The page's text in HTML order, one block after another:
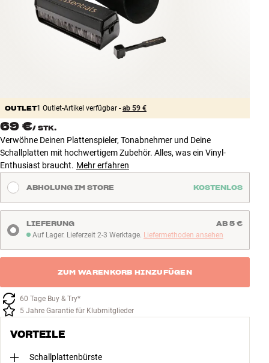
Zubehör
INSPIRATION
ANGEBOTE
Store Finden
Kundendienst
Anmelden
Kundendienst
Bauen mit Klang
OUTLET1 Outlet-Artikel verfügbar - ab 59 €
69 €/ STK.
Verwöhne Deinen Plattenspieler, Tonabnehmer und Deine
Schallplatten mit hochwertigem Zubehör. Alles, was ein Vinyl-
Enthusiast braucht. Mehr erfahren
ABHOLUNG IM STORE KOSTENLOS
Auf Lager. Lieferzeit 2-3 Werktage
Auf Lager. Lieferzeit 2-3 Werktage. Liefermethoden ansehen
LIEFERUNG AB 5 €
ZUM WARENKORB HINZUFÜGEN
60 Tage Buy & Try*
5 Jahre Garantie für Klubmitglieder
VORTEILE
Schallplattenbürste